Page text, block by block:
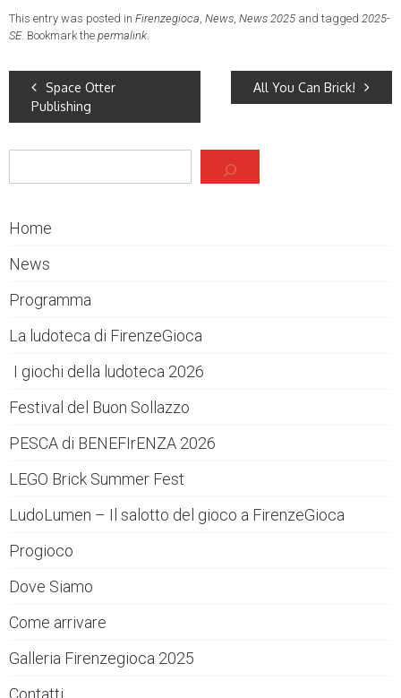
This entry was posted in Firenzegioca News News 2025 and tagged 2025-
SE. Bookmark the permalink
Space Otter
Publishing
All You Can Brick!
Home
News
Programma
La ludoteca di FirenzeGioca
I giochi della ludoteca 2026
Festival del Buon Sollazzo
PESCA di BENEFIrENZA 2026
LEGO Brick Summer Fest
LudoLumen – Il salotto del gioco a FirenzeGioca
Progioco
Dove Siamo
Come arrivare
Galleria Firenzegioca 2025
Contatti